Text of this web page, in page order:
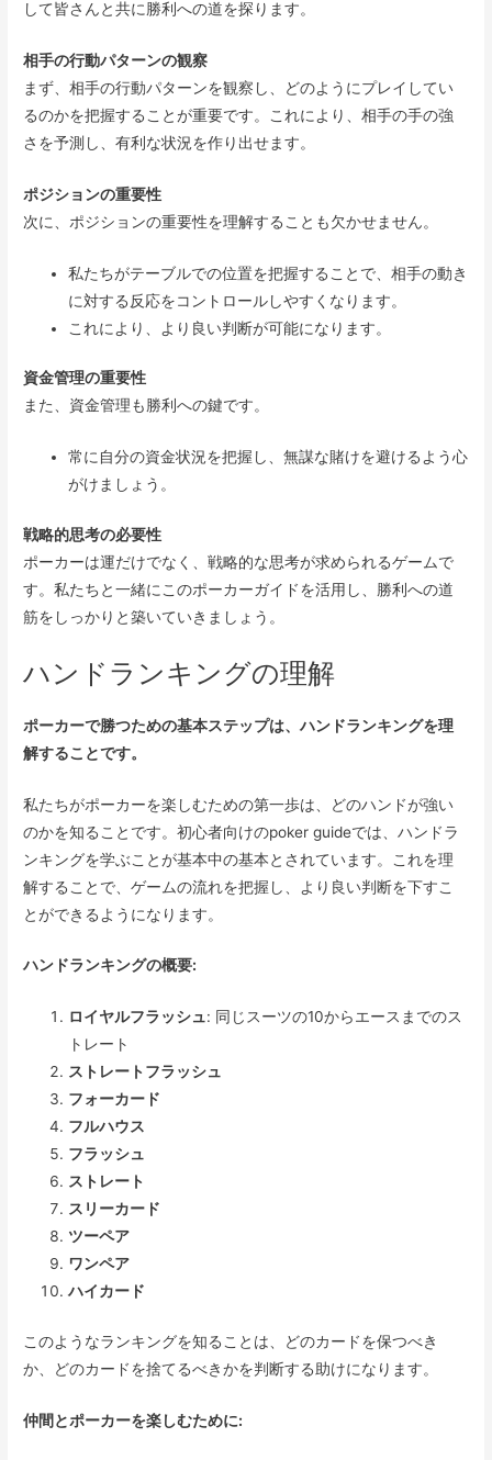
して皆さんと共に勝利への道を探ります。
相手の行動パターンの観察
まず、相手の行動パターンを観察し、どのようにプレイしてい
るのかを把握することが重要です。これにより、相手の手の強
さを予測し、有利な状況を作り出せます。
ポジションの重要性
次に、ポジションの重要性を理解することも欠かせません。
私たちがテーブルでの位置を把握することで、相手の動き
に対する反応をコントロールしやすくなります。
これにより、より良い判断が可能になります。
資金管理の重要性
また、資金管理も勝利への鍵です。
常に自分の資金状況を把握し、無謀な賭けを避けるよう心
がけましょう。
戦略的思考の必要性
ポーカーは運だけでなく、戦略的な思考が求められるゲームで
す。私たちと一緒にこのポーカーガイドを活用し、勝利への道
筋をしっかりと築いていきましょう。
ハンドランキングの理解
ポーカーで勝つための基本ステップは、ハンドランキングを理
解することです。
私たちがポーカーを楽しむための第一歩は、どのハンドが強い
のかを知ることです。初心者向けのpoker guideでは、ハンドラ
ンキングを学ぶことが基本中の基本とされています。これを理
解することで、ゲームの流れを把握し、より良い判断を下すこ
とができるようになります。
ハンドランキングの概要:
ロイヤルフラッシュ: 同じスーツの10からエースまでのス
トレート
ストレートフラッシュ
フォーカード
フルハウス
フラッシュ
ストレート
スリーカード
ツーペア
ワンペア
ハイカード
このようなランキングを知ることは、どのカードを保つべき
か、どのカードを捨てるべきかを判断する助けになります。
仲間とポーカーを楽しむために: